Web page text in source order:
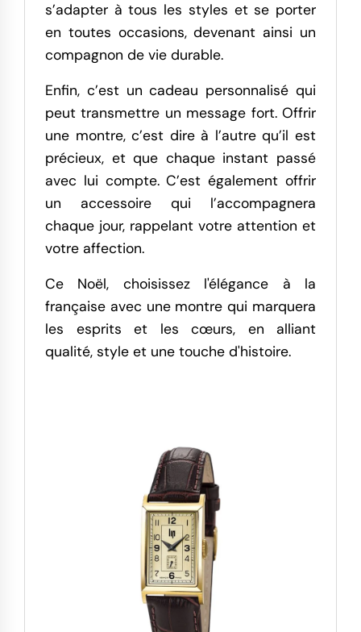
s’adapter à tous les styles et se porter
en toutes occasions, devenant ainsi un
compagnon de vie durable.
Enfin, c’est un cadeau personnalisé qui
peut transmettre un message fort. Offrir
une montre, c’est dire à l’autre qu’il est
précieux, et que chaque instant passé
avec lui compte. C’est également offrir
un accessoire qui l’accompagnera
chaque jour, rappelant votre attention et
votre affection.
Ce Noël, choisissez l'élégance à la
française avec une montre qui marquera
les esprits et les cœurs, en alliant
qualité, style et une touche d'histoire.